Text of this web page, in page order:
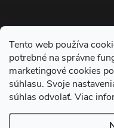
Tento web používa
potrebné na správne
marketingové cookies
súhlasu. Svoje
súhlas odvolať. Viac
e
Blog